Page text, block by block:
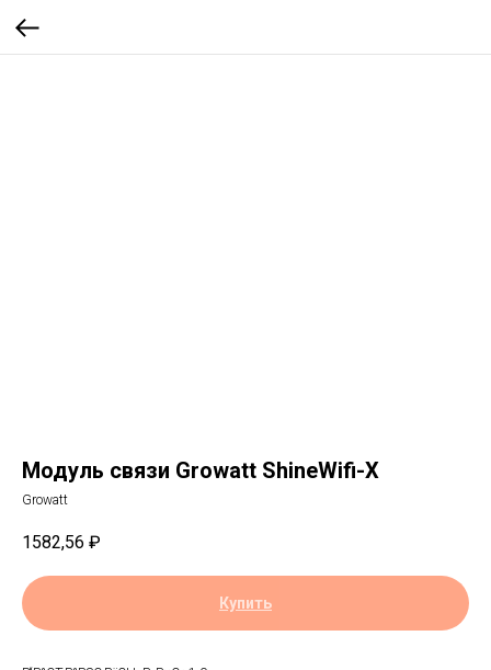
Модуль связи Growatt ShineWifi-X
Growatt
1582,56 ₽
Купить